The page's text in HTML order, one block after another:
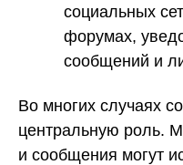
социальных
форумах,
сообщений и
Во многих случаях
центральную роль.
и сообщения могут